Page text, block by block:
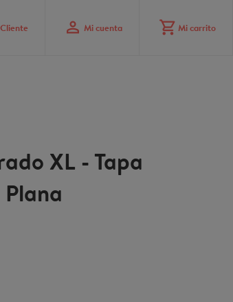
profile Mi cuenta shopping_cart Mi carrito
XL - Tapa